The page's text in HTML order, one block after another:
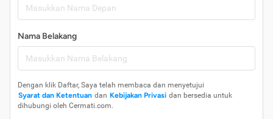
Nama Belakang
Dengan klik Daftar, Saya telah membaca dan menyetujui
Syarat dan Ketentuan dan Kebijakan Privasi dan bersedia untuk
dihubungi oleh Cermati.com.